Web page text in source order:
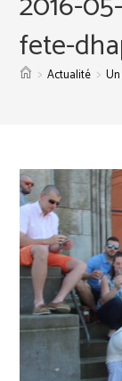
fete-
> Actualité >